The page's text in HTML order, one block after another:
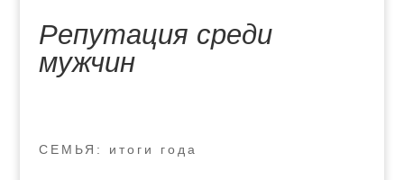
Репутация среди
мужчин
СЕМЬЯ: итоги года